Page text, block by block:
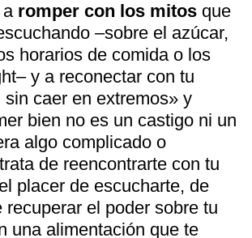
a romper con los mitos que
–sobre el azúcar,
horarios de comida o los
y a reconectar con tu
sin caer en extremos» y
bien no es un castigo ni un
algo complicado o
de reencontrarte con tu
placer de escucharte, de
recuperar el poder sobre tu
una alimentación que te